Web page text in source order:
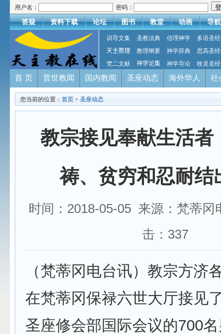
用户名： 密码：
答疑 资料下载 论坛 图书 教堂 动画 导航
训导文集 圣教法典 信理神学
多语圣经
天主教理
教理纲要 神学辞典
思高圣经
梵二文献
神学论集 神学导论 牧灵圣经
首 页 普世教闻 国内教闻 圣座动态 海外华人 社
您当前的位置： 首页 > 圣座动态
教宗接见奉献生活者
祷、贫穷和忍耐结
时间：2018-05-05 来源：梵蒂
击： 337
（梵蒂冈电台讯）教宗方济
在梵蒂冈保禄六世大厅接见
圣座修会部国际会议的700